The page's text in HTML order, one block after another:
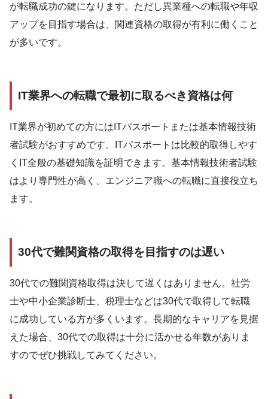
が転職成功の鍵になります。ただし異業種への転職や年収
アップを目指す場合は、関連資格の取得が有利に働くこと
が多いです。
IT業界への転職で最初に取るべき資格は何
IT業界が初めての方にはITパスポートまたは基本情報技術
者試験がおすすめです。ITパスポートは比較的取得しやす
くIT全般の基礎知識を証明できます。基本情報技術者試験
はより専門性が高く、エンジニア職への転職に直接役立ち
ます。
30代で難関資格の取得を目指すのは遅い
30代での難関資格取得は決して遅くはありません。社労
士や中小企業診断士、税理士などは30代で取得して転職
に成功している方が多くいます。長期的なキャリアを見据
えた場合、30代での取得は十分に活かせる年数がありま
すのでぜひ挑戦してみてください。